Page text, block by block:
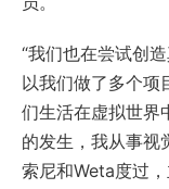
“我们也在尝试创
以我们做了多个项
们生活在虚拟世界
的发生，我从事视
索尼和Weta度过